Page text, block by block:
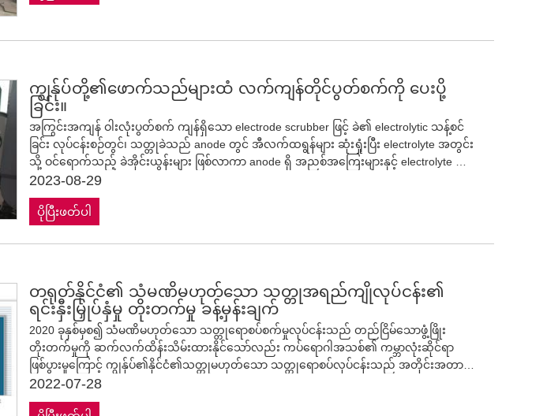
သတ္တုရိုင်းနှင့် coke သည် လျှော့ချရေးဇုန်တွင် လျော့ချတုံ့ပြန်မှုကို ခံရပြီး သတ္တုသည် လျော့နည်း
ခွဲထုတ်သည့် အမှိုက်ဧရိယာသို့ ရောက်ရှိသည်။ rotary furnace သည် မြင့်မားသော ထုတ်လုပ်မှုစွမ်း
ရည်နှင့် အရည်ပျော်ခြင်း၏ အကျိုးကျေးဇူးများရှိပြီး သံ၊ သံမဏိနှင့် သတ္တုစပ်ကဲ့သို့သော သတ္တု
အမျိုးမျိုးကို အရည်ပျော်စေနိုင်သည်။ သံမဏိစက်မှုလုပ်ငန်းတွင်၊ rotary မီးဖိုများသည် သံမဏိ
ထုတ်လုပ်ခြင်း၊ သံထည်ပြုလုပ်ခြင်းနှင့် အပိုင်းအစပြန်လည်ရယူခြင်းစသည့်နယ်ပယ်များတွင်
တွင်ကျယ်စွာအသုံးပြုသည့် အဓိကသံမဏိထုတ်လုပ်ရေးကိရိယာများထဲမှတစ်ခုဖြစ်လာသည်။ ခဲ
ခြစ်၊ ခဲဂရစ်၊ ခဲအက်ဆစ်ဘက်ထရီ အပိုင်းအစများ၊ မတူညီသော ကုန်ကြမ်းများကို
လိုက်လျောညီထွေဖြစ်စေသည်။ Lead အရည်ပျော်သည့် rotary မီးဖိုတွင် rotary host၊ မီး
ခံနိုင်ရည်ရှိသောမီးဖိုလိုင်း၊ လောင်ကျွမ်းမှုစနစ်၊ ဟိုက်ဒရောလစ်စနစ်၊ Ring gear ဂီယာစနစ်နှင့် flue
စနစ်တို့ ပါဝင်သည်။ အားသွင်းခြင်း နှင့် အားသွင်းခြင်း နှစ်ခုစလုံးသည် မီးဖိုတံခါးဖြင့် တပ်ဆင်ထား
အလိုအလျောက် ထည့်သွင်းထားသော ပုံသွင်းစက်နှင့် stacking စက်တို့ တပ်ဆင်ထားပါသည်။ ဤ
ထောက်ပံ့ရေးကိရိယာများမှတစ်ဆင့် လုပ်ငန်းစဉ်တစ်ခုလုံး၏ အလိုအလျောက်လည်ပတ်မှုကို
အကောင်အထည်ဖော်နိုင်မည်ဖြစ်သည်။ အသေးစိတ်အချက်များ ပါဝင်သည်- - Chrome-
Magnesium အခြေခံ၏ ခံနိုင်ရည်ရှိသော ပစ္စည်း - လေ-လောင်စာလောင်စာ သို့မဟုတ် Oxy-
လောင်စာဆီလောင်စာ သို့မဟုတ် အကြီးစားဆီလောင်စာ - Local control panel နှင့် remote
control မှတဆင့် တံခါးဖွင့်ပေးခြင်း - ဟိုက်ဒရောလစ်ယူနစ်နှင့်အတူတံခါးလည်ပတ်မှုစနစ်; -လှည့်
ခြင်းစနစ် 0 - 1 rpm နှုန်းဖြင့် ပြောင်းလဲနိုင်သော ယာဉ်မောင်း (VFD အားဖြင့်)
ကျွန်ုပ်တို့၏ဖောက်သည်များထံ လက်ကျန်တိုင်ပွတ်စက်ကို ပေးပို့
ခြင်း။
အကြွင်းအကျန် ဝါးလုံးပွတ်စက် ကျန်ရှိသော electrode scrubber ဖြင့် ခဲ၏ electrolytic သန့်စင်
ခြင်း လုပ်ငန်းစဉ်တွင်၊ သတ္တုခဲသည် anode တွင် အီလက်ထရွန်များ ဆုံးရှုံးပြီး electrolyte အတွင်း
သို့ ဝင်ရောက်သည့် ခဲအိုင်းယွန်းများ ဖြစ်လာကာ anode ရှိ အညစ်အကြေးများနှင့် electrolyte တွင်
ခဲပျော်ဝင်နေသော ခဲအိုင်းယွန်းများ၊ မပျော်ဝင်နိုင်သော အများစုသည် anode အကျိအချွဲများ
ဖွဲ့စည်းရန် anode မျက်နှာပြင်ကို လိုက်နာသည်။ anode slime တွင် ခဲ၊ ခနောက်စိမ်း၊ bismuth နှင့်
ရွှေငွေကဲ့သို့သော အဖိုးတန်သတ္တုများ အများအပြားပါရှိသည်၊ ထို့ကြောင့် ထပ်ခါတလဲလဲ
သန့်စင်ပြီး အသစ်ပြန်လည်အသုံးပြုရပါမည်။ လက်ရှိတွင်၊ တရုတ်နိုင်ငံတွင် အလျားလိုက်
လျှော်စက်၊ rotary ကျန်နေသော လျှပ်ကူးပစ္စည်းအဝတ်လျှော်စက် သုံးမျိုးရှိသည်။
2023-08-29
ပိုပြီးဖတ်ပါ
တရုတ်နိုင်ငံ၏ သံမဏိမဟုတ်သော သတ္တုအရည်ကျိုလုပ်ငန်း၏
ရင်းနှီးမြှုပ်နှံမှု တိုးတက်မှု ခန့်မှန်းချက်
2020 ခုနှစ်မှစ၍ သံမဏိမဟုတ်သော သတ္တုရောစပ်စက်မှုလုပ်ငန်းသည် တည်ငြိမ်သောဖွံ့ဖြိုး
တိုးတက်မှုကို ဆက်လက်ထိန်းသိမ်းထားနိုင်သော်လည်း ကပ်ရောဂါအသစ်၏ ကမ္ဘာလုံးဆိုင်ရာ
ဖြစ်ပွားမှုကြောင့် ကျွန်ုပ်၏နိုင်ငံ၏သတ္တုမဟုတ်သော သတ္တုရောစပ်လုပ်ငန်းသည် အတိုင်းအတာ
တစ်ခုအထိ ထိခိုက်ခဲ့သည်။သို့သော်လည်း တရုတ်နိုင်ငံတွင် အလုပ်နှင့် ထုတ်လုပ်မှုများ လျင်မြန်စွာ
ပြန်လည်စတင်လာသည်နှင့်အမျှ သံမဏိမဟုတ်သော သတ္တုရောစပ်လုပ်ငန်းသည် တဖြည်းဖြည်း
2022-07-28